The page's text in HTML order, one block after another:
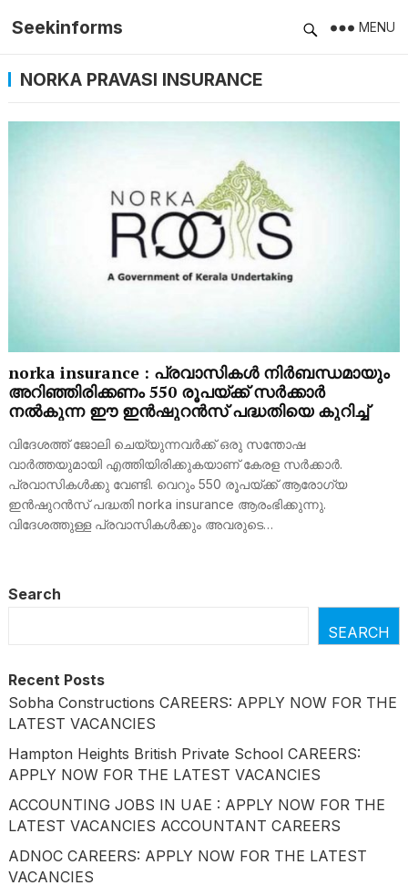
Seekinforms MENU
NORKA PRAVASI INSURANCE
norka insurance : പ്രവാസികള്‍ നിര്‍ബന്ധമായും
അറിഞ്ഞിരിക്കണം 550 രൂപയ്ക്ക് സര്‍ക്കാര്‍
നല്‍കുന്ന ഈ ഇന്‍ഷുറന്‍സ് പദ്ധതിയെ കുറിച്ച്‌
വിദേശത്ത് ജോലി ചെയ്യുന്നവർക്ക് ഒരു സന്തോഷ
വാർത്തയുമായി എത്തിയിരിക്കുകയാണ് കേരള സർക്കാർ.
പ്രവാസികൾക്കു വേണ്ടി. വെറും 550 രൂപയ്ക്ക് ആരോഗ്യ
ഇൻഷുറൻസ് പദ്ധതി norka insurance ആരംഭിക്കുന്നു.
വിദേശത്തുള്ള പ്രവാസികൾക്കും അവരുടെ…
Search
SEARCH
Recent Posts
Sobha Constructions CAREERS: APPLY NOW FOR THE
LATEST VACANCIES
Hampton Heights British Private School CAREERS:
APPLY NOW FOR THE LATEST VACANCIES
ACCOUNTING JOBS IN UAE : APPLY NOW FOR THE
LATEST VACANCIES ACCOUNTANT CAREERS
ADNOC CAREERS: APPLY NOW FOR THE LATEST
VACANCIES